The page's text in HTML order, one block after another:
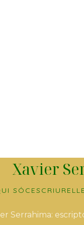
Xavier
SÓC ESCRIURE
Serrahima: